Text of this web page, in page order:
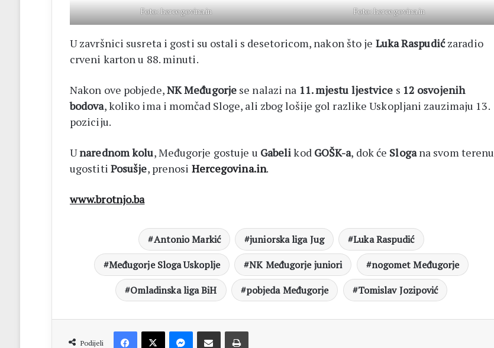
Foto: hercegovina.in Foto: hercegovina.in
U završnici susreta i gosti su ostali s desetoricom, nakon što je Luka Raspudićzaradio
crveni karton u 88. minuti.
Nakon ove pobjede,NK Međugorje se nalazi na 11. mjestu ljestvice s 12 osvojenih
bodova, koliko ima i momčad Sloge, ali zbog lošije gol razlike Uskopljani zauzimaju 13.
poziciju.
Unarednom kolu, Međugorje gostuje u Gabelikod GOŠK-a, dok će Slogana svom terenu
ugostiti Posušje, prenosi Hercegovina.in.
www.brotnjo.ba
Antonio Markić juniorska liga Jug
Luka Raspudić
Međugorje Sloga Uskoplje
NK Međugorje juniori
nogomet Međugorje
Omladinska liga BiH
pobjeda Međugorje Tomislav Jozipović
Podijeli
Facebook
X MessengerDijeli putem Emaila Printaj